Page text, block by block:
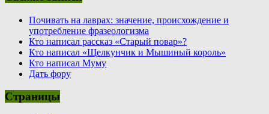
Почивать на лаврах: значение, происхождение и
употребление фразеологизма
Кто написал рассказ «Старый повар»?
Кто написал «Щелкунчик и Мышиный король»
Кто написал Муму
Дать фору
Страницы